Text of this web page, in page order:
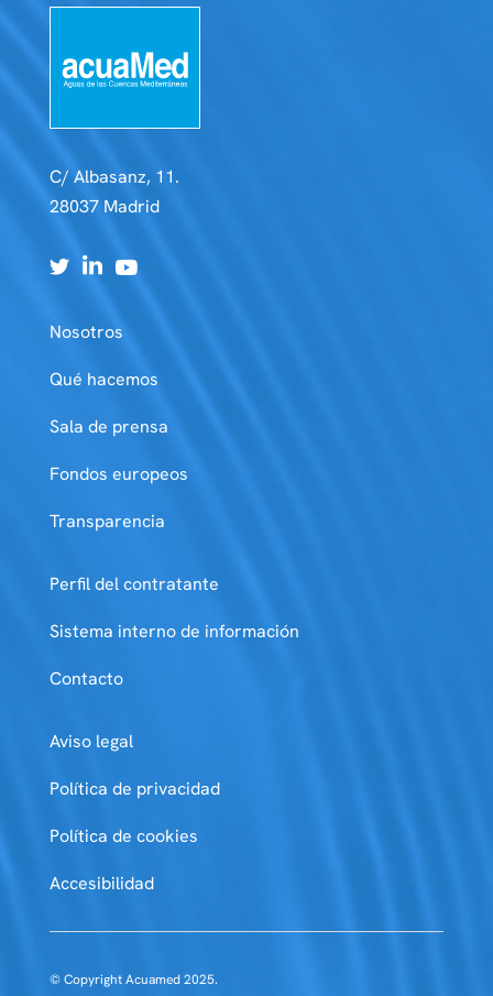
C/ Albasanz, 11.
28037 Madrid
Nosotros
Qué hacemos
Sala de prensa
Fondos europeos
Transparencia
Perfil del contratante
Sistema interno de información
Contacto
Aviso legal
Política de privacidad
Política de cookies
Accesibilidad
© Copyright Acuamed 2025.